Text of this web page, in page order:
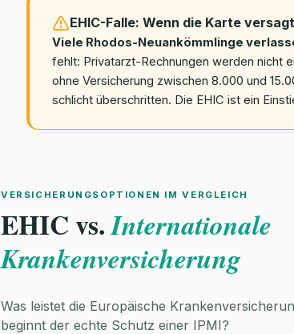
EHIC-Falle: Wenn die Karte versagt
Viele Rhodos-Neuankömmlinge
fehlt: Privatarzt-Rechnungen werden nicht
ohne Versicherung zwischen 8.000 und
schlicht überschritten. Die EHIC ist ein
VERSICHERUNGSOPTIONEN IM VERGLEICH
EHIC vs.Internationale
Krankenversicherung
Was leistet die Europäische
beginnt der echte Schutz einer IPMI?